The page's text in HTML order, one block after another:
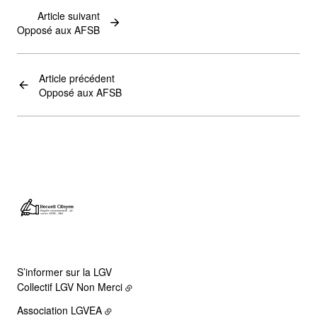
Article précédent
Opposé aux AFSB
Article suivant
Opposé aux AFSB
S’informer sur la LGV
Collectif LGV Non Merci
Association LGVEA